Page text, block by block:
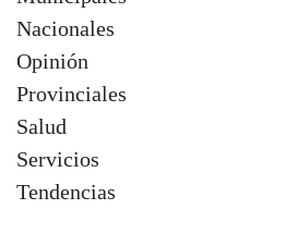
Nacionales
Opinión
Provinciales
Salud
Servicios
Tendencias